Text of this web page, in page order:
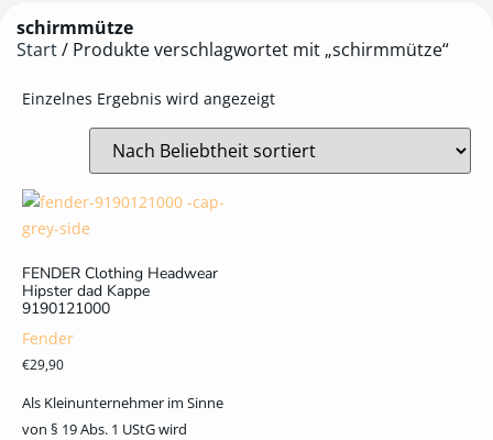
schirmmütze
Start/ Produkte verschlagwortet mit „schirmmütze“
Einzelnes Ergebnis wird angezeigt
FENDER Clothing Headwear
Hipster dad Kappe
9190121000
Fender
€29,90
Als Kleinunternehmer im Sinne
von § 19 Abs. 1 UStG wird